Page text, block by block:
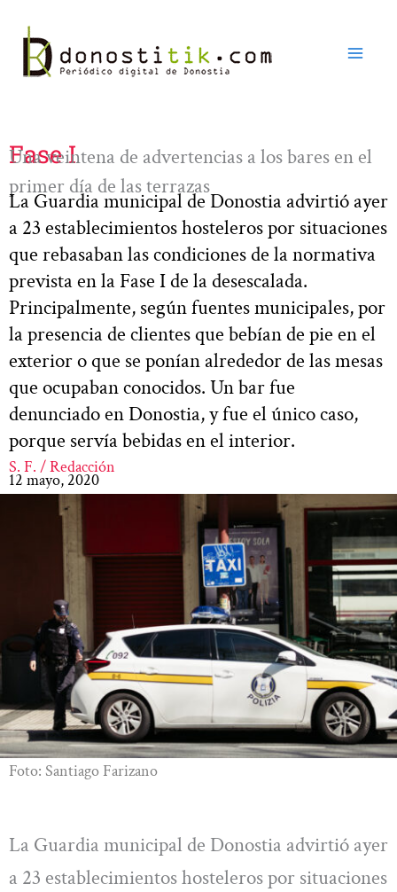
contenido
Fase I
Una veintena de advertencias a los bares en el
primer día de las terrazas
La Guardia municipal de Donostia advirtió ayer
a 23 establecimientos hosteleros por situaciones
que rebasaban las condiciones de la normativa
prevista en la Fase I de la desescalada.
Principalmente, según fuentes municipales, por
la presencia de clientes que bebían de pie en el
exterior o que se ponían alrededor de las mesas
que ocupaban conocidos. Un bar fue
denunciado en Donostia, y fue el único caso,
porque servía bebidas en el interior.
S. F. / Redacción
12 mayo, 2020
Foto: Santiago Farizano
La Guardia municipal de Donostia advirtió ayer
a 23 establecimientos hosteleros por situaciones